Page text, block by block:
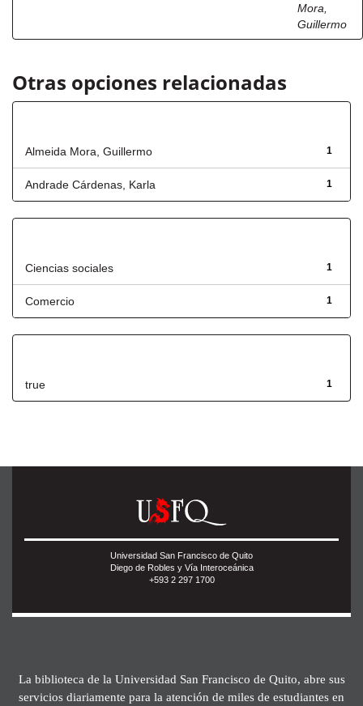
Mora,
Guillermo
Otras opciones relacionadas
1
Almeida Mora, Guillermo
1
Andrade Cárdenas, Karla
1
Ciencias sociales
1
Comercio
1
true
Universidad San Francisco de Quito
Diego de Robles y Vía Interoceánica
+593 2 297 1700
La biblioteca de la Universidad San Francisco de Quito, abre sus
servicios diariamente para la atención de miles de estudiantes en